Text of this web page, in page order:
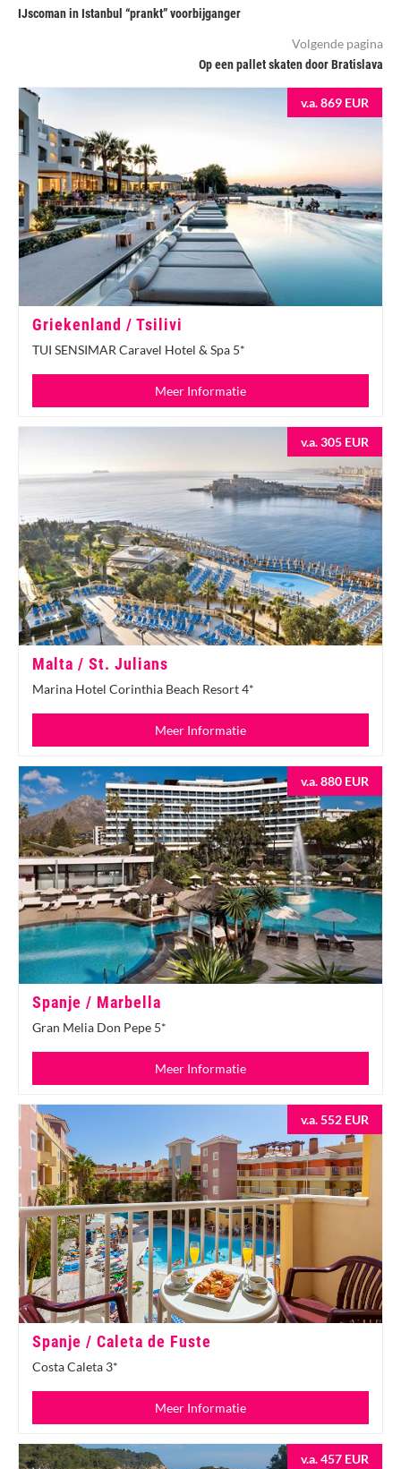
IJscoman in Istanbul “prankt” voorbijganger
Volgende pagina
Op een pallet skaten door Bratislava
v.a. 869 EUR
Griekenland / Tsilivi
TUI SENSIMAR Caravel Hotel & Spa 5*
Meer Informatie
v.a. 305 EUR
Malta / St. Julians
Marina Hotel Corinthia Beach Resort 4*
Meer Informatie
v.a. 880 EUR
Spanje / Marbella
Gran Melia Don Pepe 5*
Meer Informatie
v.a. 552 EUR
Spanje / Caleta de Fuste
Costa Caleta 3*
Meer Informatie
v.a. 457 EUR